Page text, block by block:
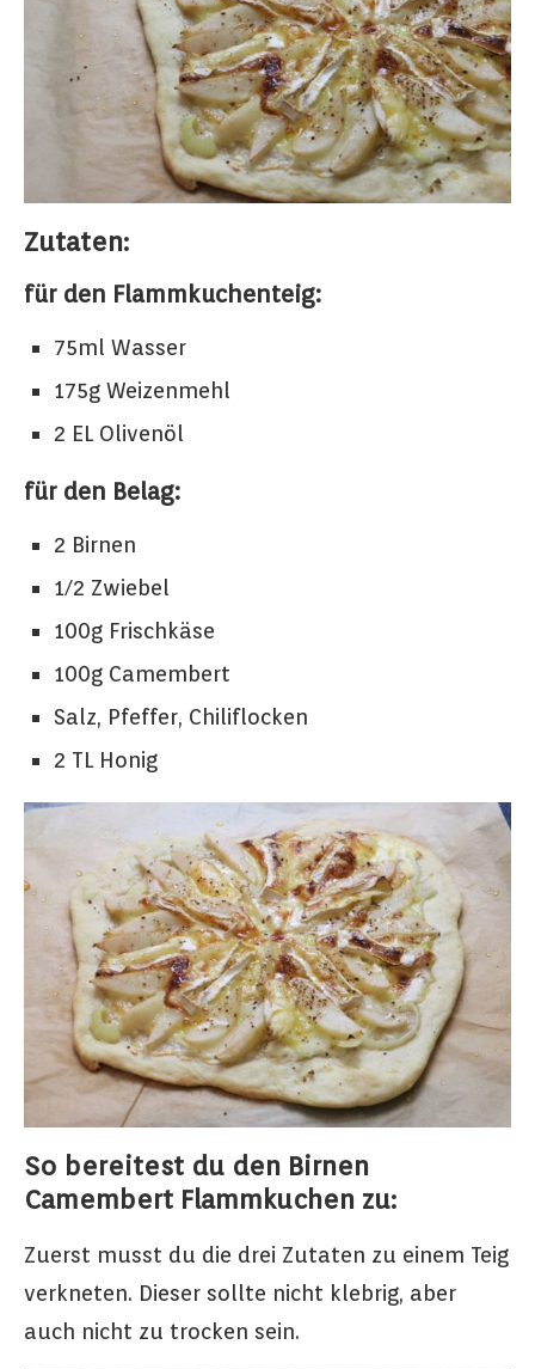
Zutaten:
für den Flammkuchenteig:
75ml Wasser
175g Weizenmehl
2 EL Olivenöl
für den Belag:
2 Birnen
1/2 Zwiebel
100g Frischkäse
100g Camembert
Salz, Pfeffer, Chiliflocken
2 TL Honig
So bereitest du den Birnen
Camembert Flammkuchen zu:
Zuerst musst du die drei Zutaten zu einem Teig
verkneten. Dieser sollte nicht klebrig, aber
auch nicht zu trocken sein.